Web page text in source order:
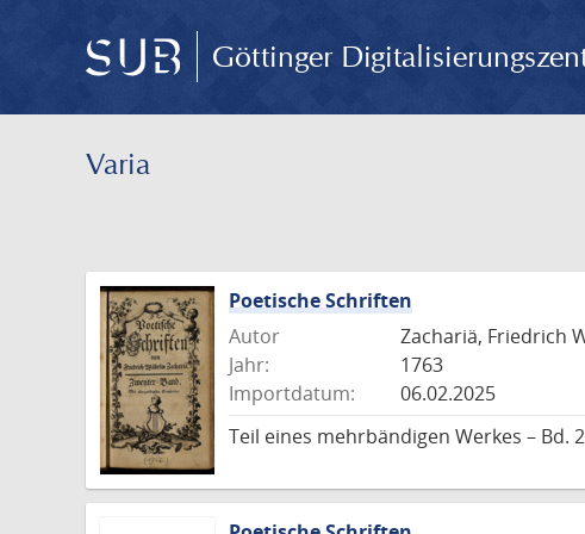
Göttinger
Varia
Poetische Schriften
Autor
Zachariä, Friedrich
Jahr:
1763
Importdatum:
06.02.2025
Teil eines mehrbändigen Werkes – Bd. 2